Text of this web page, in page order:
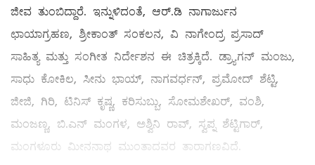
ಜೀವ ತುಂಬಿದ್ದಾರೆ. ಇನ್ನುಳಿದಂತೆ, ಆರ್.ಡಿ ನಾಗಾರ್ಜುನ
ಛಾಯಾಗ್ರಹಣ, ಶ್ರೀಕಾಂತ್ ಸಂಕಲನ, ವಿ ನಾಗೇಂದ್ರ ಪ್ರಸಾದ್
ಸಾಹಿತ್ಯ ಮತ್ತು ಸಂಗೀತ ನಿರ್ದೇಶನ ಈ ಚಿತ್ರಕ್ಕಿದೆ. ಡ್ರ್ಯಾಗನ್ ಮಂಜು,
ಸಾಧು ಕೋಕಿಲ, ಸೀನು ಭಾಯ್, ನಾಗವರ್ಧನ್, ಪ್ರಮೋದ್ ಶೆಟ್ಟಿ,
ಜೀಜಿ, ಗಿರಿ, ಟಿನಿಸ್ ಕೃಷ್ಣ, ಕರಿಸುಬ್ಬು, ಸೋಮಶೇಖರ್, ವಂಶಿ,
ಮಂಜಣ್ಣ, ಬಿ.ಎನ್ ಮಂಗಳ, ಅಶ್ವಿನಿ ರಾವ್, ಸ್ವಪ್ನ ಶೆಟ್ಟಿಗಾರ್,
ಮಂಗಳೂರು ಮೀನನಾಥ ಮುಂತಾದವರ ತಾರಾಗಣವಿದೆ.